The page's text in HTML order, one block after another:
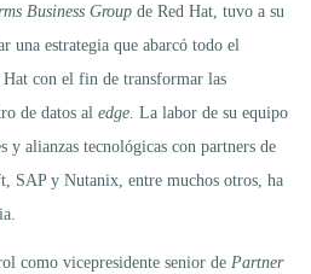
Business Group de Red Hat, tuvo a su
una estrategia que abarcó todo el
con el fin de transformar las
de datos al edge . La labor de su equipo
y alianzas tecnológicas con partners de
SAP y Nutanix, entre muchos otros, ha
como vicepresidente senior de Partner